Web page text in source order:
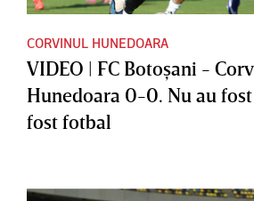
CORVINUL HUNEDOARA
VIDEO | FC Botoşani -
Hunedoara 0-0. Nu au
fost fotbal